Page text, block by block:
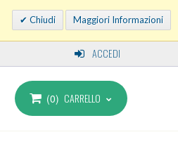
Chiudi Maggiori Informazioni
ACCEDI
0 CARRELLO